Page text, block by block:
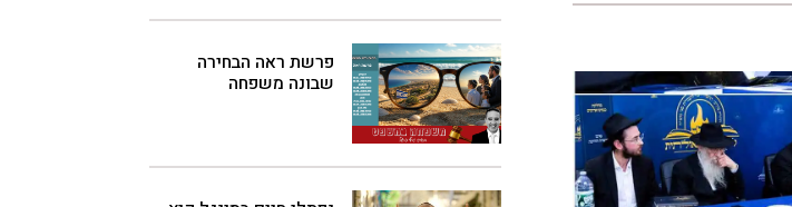
פרשת ראה הבחירה
שבונה משפחה